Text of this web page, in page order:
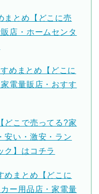
まとめ【どこに売
店・ホームセンタ
めまとめ【どこに
電量販店・おすす
どこで売ってる?家
安い・激安・ラン
ク】はコチラ
めまとめ【どこに
ー用品店・家電量